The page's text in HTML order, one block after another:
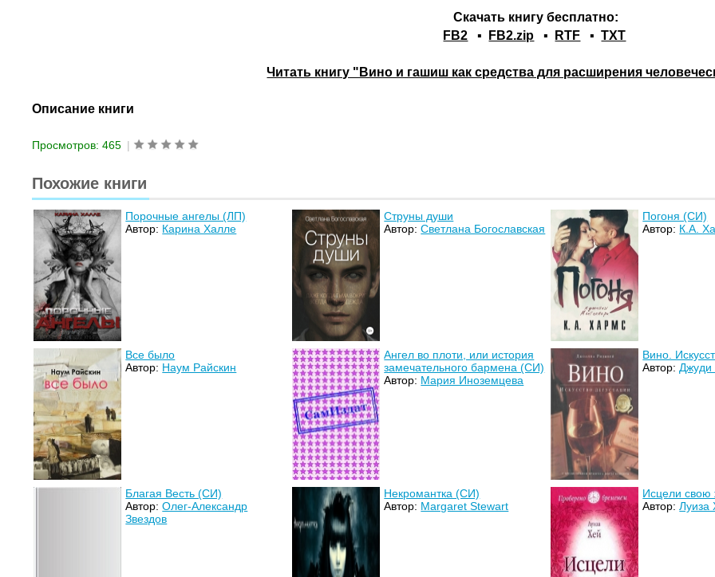
Скачать книгу бесплатно:
FB2 ▪ FB2.zip ▪ RTF ▪TXT
Читать книгу "Вино и гашиш как средства для расширения
Описание книги
Просмотров: 465 |
Похожие книги
Порочные ангелы (ЛП)
Автор: Карина Халле
Струны души
Автор:Светлана Богославская
Погоня (СИ)
Автор: К.А.
Все было
Автор: Наум Райскин
Ангел во плоти, или история
замечательного бармена (СИ)
Автор: Мария Иноземцева
Вино.
Автор: Джуди
Благая Весть (СИ)
Автор:Олег-Александр
Звездов
Некромантка (СИ)
Автор: Margaret Stewart
Исцели свою
Автор:Луиза